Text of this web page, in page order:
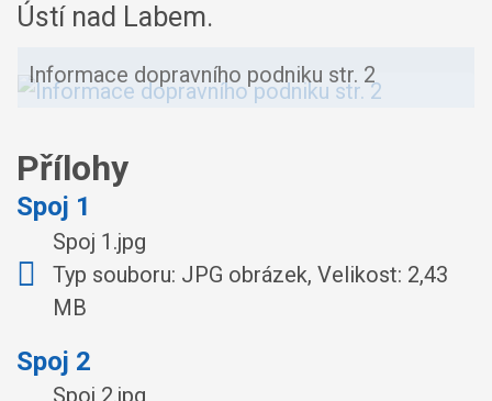
Ústí nad Labem.
Informace dopravního podniku str. 2
Přílohy
Spoj 1
Spoj 1.jpg
Typ souboru: JPG obrázek, Velikost: 2,43
MB
Spoj 2